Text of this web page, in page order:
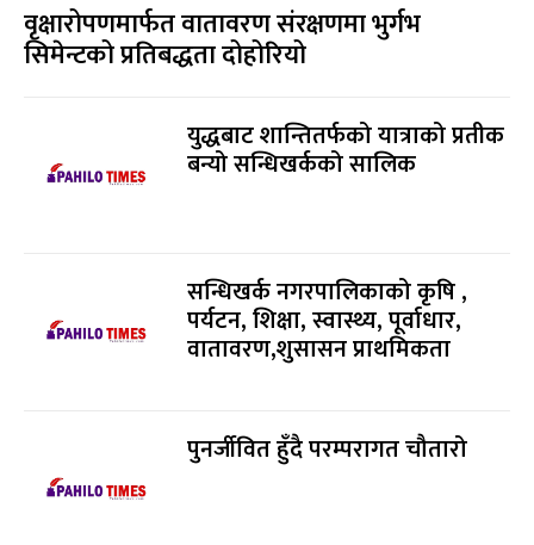
वृक्षारोपणमार्फत वातावरण संरक्षणमा भुर्गभ
सिमेन्टको प्रतिबद्धता दोहोरियो
युद्धबाट शान्तितर्फको यात्राको प्रतीक
बन्यो सन्धिखर्कको सालिक
सन्धिखर्क नगरपालिकाको कृषि ,
पर्यटन, शिक्षा, स्वास्थ्य, पूर्वाधार,
वातावरण,शुसासन प्राथमिकता
पुनर्जीवित हुँदै परम्परागत चौतारो